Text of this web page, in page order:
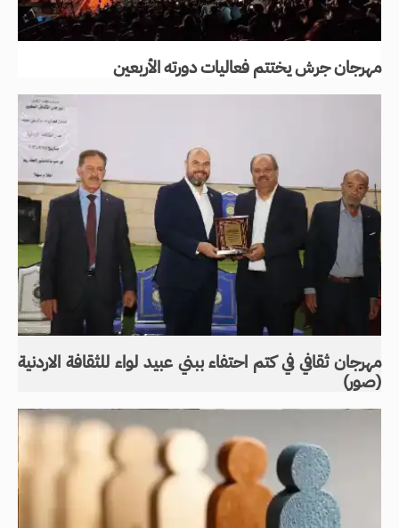
مهرجان جرش يختتم فعاليات دورته الأربعين
مهرجان ثقافي في كتم احتفاء ببني عبيد لواء للثقافة الاردنية
(صور)